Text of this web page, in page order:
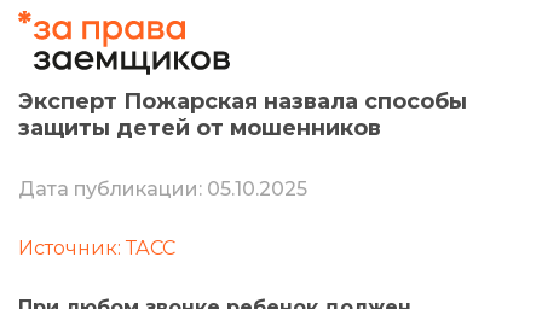
Эксперт Пожарская назвала способы
защиты детей от мошенников
Дата публикации: 05.10.2025
Источник: ТАСС